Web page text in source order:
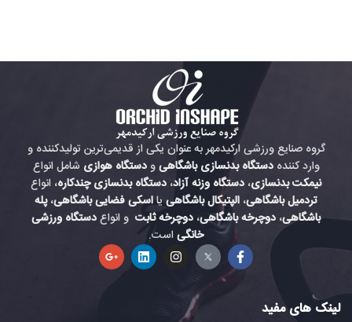
گروه صنایع ورزشی ارکیدمهر به عنوان یکی از قدیمی‌ترین تولیدکننده و
وارد کنندهدستگاه بدنسازی باشگاهیودستگاه هوازی شامل انواع
نیمکت بدنسازی، دستگاه وزنه آزاد، دستگاه بدنسازی چندکاره، انواع
تردمیل باشگاهی، الپتیکال باشگاهی یااسکی فضایی باشگاهی،پله
باشگاهی، دوچرخه باشگاهی، دوچرخه ثابت و انواعدستگاه ورزشی
خانگیاست.
لینک های مفید